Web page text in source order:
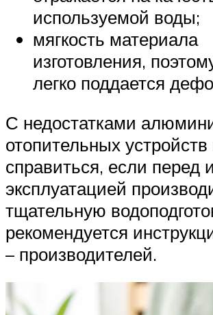
используемой воды;
мягкость материала
изготовления,
легко поддается
С недостатками
отопительных
справиться, если перед
эксплуатацией
тщательную
рекомендуется
– производителей.